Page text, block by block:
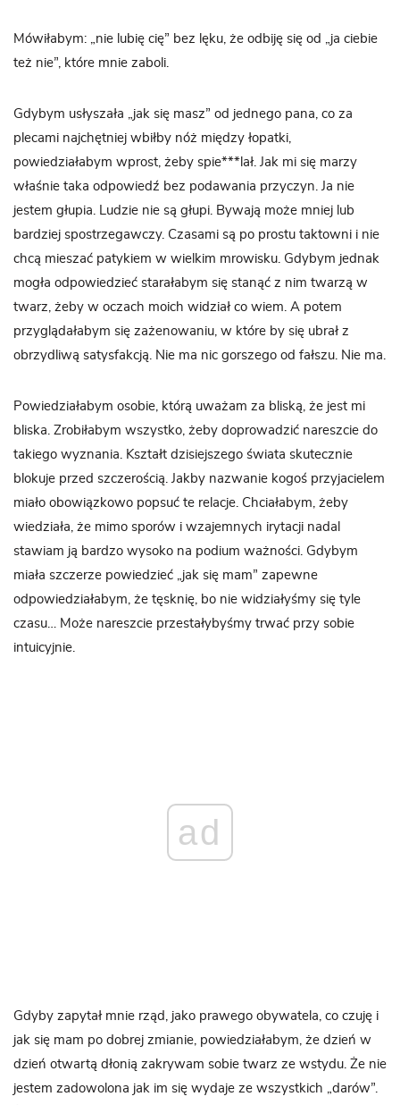
Mówiłabym: „nie lubię cię” bez lęku, że odbiję się od „ja ciebie
też nie”, które mnie zaboli.
Gdybym usłyszała „jak się masz” od jednego pana, co za
plecami najchętniej wbiłby nóż między łopatki,
powiedziałabym wprost, żeby spie***lał. Jak mi się marzy
właśnie taka odpowiedź bez podawania przyczyn. Ja nie
jestem głupia. Ludzie nie są głupi. Bywają może mniej lub
bardziej spostrzegawczy. Czasami są po prostu taktowni i nie
chcą mieszać patykiem w wielkim mrowisku. Gdybym jednak
mogła odpowiedzieć starałabym się stanąć z nim twarzą w
twarz, żeby w oczach moich widział co wiem. A potem
przyglądałabym się zażenowaniu, w które by się ubrał z
obrzydliwą satysfakcją. Nie ma nic gorszego od fałszu. Nie ma.
Powiedziałabym osobie, którą uważam za bliską, że jest mi
bliska. Zrobiłabym wszystko, żeby doprowadzić nareszcie do
takiego wyznania. Kształt dzisiejszego świata skutecznie
blokuje przed szczerością. Jakby nazwanie kogoś przyjacielem
miało obowiązkowo popsuć te relacje. Chciałabym, żeby
wiedziała, że mimo sporów i wzajemnych irytacji nadal
stawiam ją bardzo wysoko na podium ważności. Gdybym
miała szczerze powiedzieć „jak się mam” zapewne
odpowiedziałabym, że tęsknię, bo nie widziałyśmy się tyle
czasu… Może nareszcie przestałybyśmy trwać przy sobie
intuicyjnie.
ad
Gdyby zapytał mnie rząd, jako prawego obywatela, co czuję i
jak się mam po dobrej zmianie, powiedziałabym, że dzień w
dzień otwartą dłonią zakrywam sobie twarz ze wstydu. Że nie
jestem zadowolona jak im się wydaje ze wszystkich „darów”.